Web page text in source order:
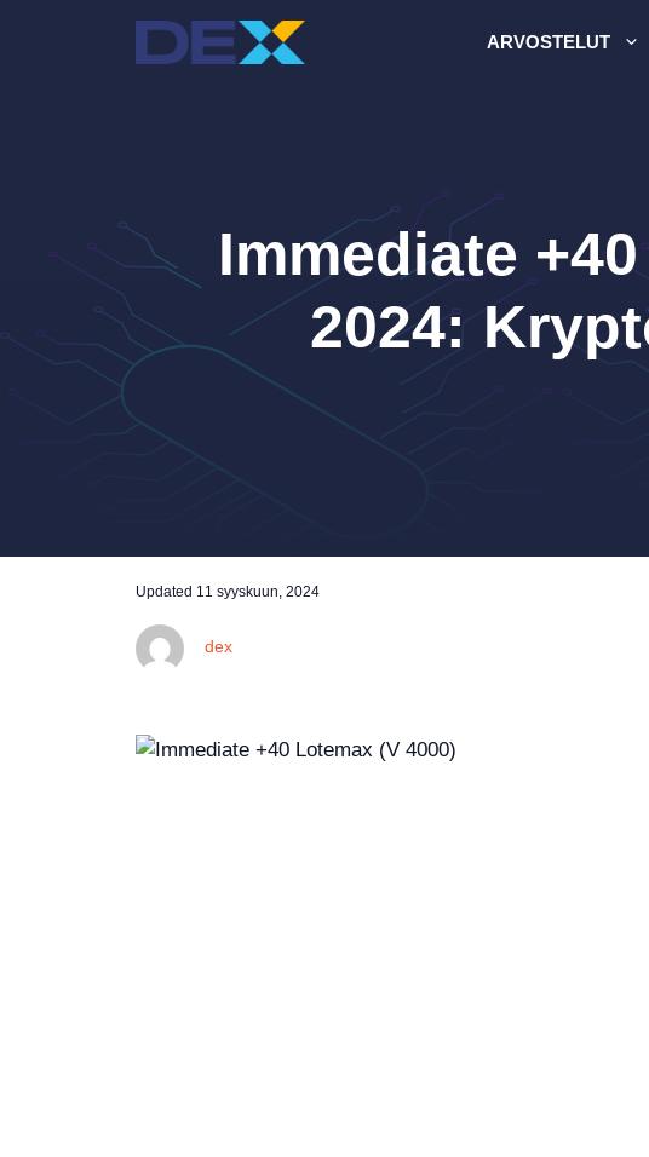
ARVOSTELUT
Immediate
2024:
Updated 11 syyskuun, 2024
dex